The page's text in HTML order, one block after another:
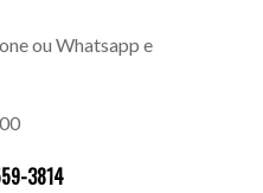
ou Whatsapp e
3814